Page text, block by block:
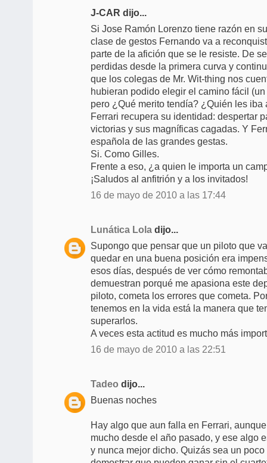
J-CAR dijo...
Si Jose Ramón Lorenzo tiene razón en
clase de gestos Fernando va a
parte de la afición que se le resiste. De
perdidas desde la primera curva y
que los colegas de Mr. Wit-thing nos
hubieran podido elegir el camino fácil
pero ¿Qué merito tendía? ¿Quién les iba
Ferrari recupera su identidad: despertar
victorias y sus magníficas cagadas. Y
española de las grandes gestas.
Si. Como Gilles.
Frente a eso, ¿a quien le importa un
¡Saludos al anfitrión y a los invitados!
16 de mayo de 2010 a las 17:44
Lunática Lola dijo...
Supongo que pensar que un piloto que
quedar en una buena posición era
esos días, después de ver cómo
demuestran porqué me apasiona este
piloto, cometa los errores que cometa.
tenemos en la vida está la manera que
superarlos.
A veces esta actitud es mucho más
16 de mayo de 2010 a las 22:51
Tadeo dijo...
Buenas noches
Hay algo que aun falla en Ferrari,
mucho desde el año pasado, y ese algo
y nunca mejor dicho. Quizás sea un